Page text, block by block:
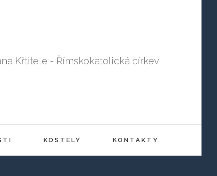
Křtitele - Římskokatolická církev
KOSTELY KONTAKTY